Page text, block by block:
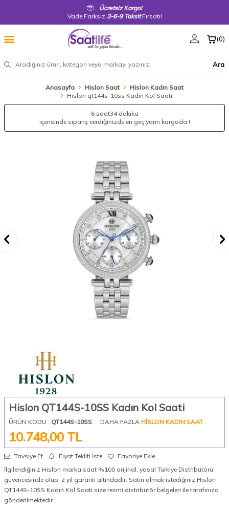
Ücretsiz Kargo!
Vade Farksız 3-6-9 TaksitFırsatı!
Ara
(0)
Anasayfa Hislon Saat
Hislon Kadın Saat
Hislon qt144s-10ss Kadın Kol Saati
6 saat34 dakika
içerisinde sipariş verdiğinizde en geç yarın kargoda !
Hislon QT144S-10SS Kadın Kol Saati
ÜRÜN KODU : QT144S-10SS DAHA FAZLA HISLON KADIN SAAT
10.748,00 TL
Tavsiye Et Fiyat Teklifi İste
Favoriye Ekle
İlgilendiğiniz Hislon marka saat %100 orijinal, yasal Türkiye Distribütörü
güvencesinde olup, 2 yıl garanti altındadır. Satın almak istediğiniz Hislon
QT144S-10SS Kadın Kol Saati size resmi distribütör belgeleri ile tarafınıza
gönderilmektedir.